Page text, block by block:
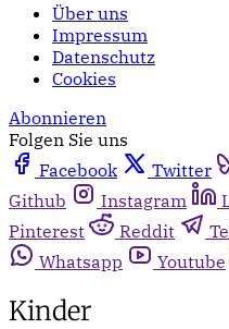
Über uns
Impressum
Datenschutz
Cookies
Abonnieren
Folgen Sie uns
Facebook
Twitter
Github
Instagram
Pinterest
Reddit
Whatsapp
Youtube
Kinder